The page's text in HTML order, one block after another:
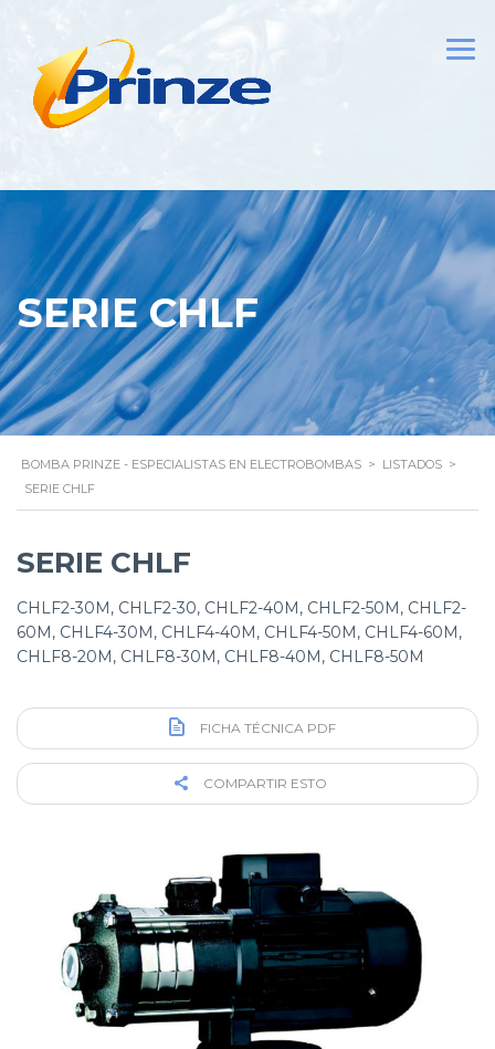
SERIE CHLF
BOMBA PRINZE - ESPECIALISTAS EN ELECTROBOMBAS > LISTADOS >
SERIE CHLF
SERIE CHLF
CHLF2-30M, CHLF2-30, CHLF2-40M, CHLF2-50M, CHLF2-
60M, CHLF4-30M, CHLF4-40M, CHLF4-50M, CHLF4-60M,
CHLF8-20M, CHLF8-30M, CHLF8-40M, CHLF8-50M
FICHA TÉCNICA PDF
COMPARTIR ESTO